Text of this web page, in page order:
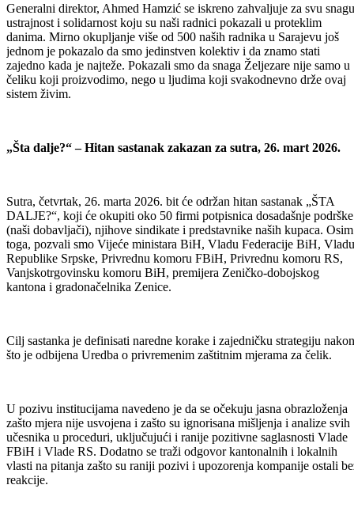
Generalni direktor, Ahmed Hamzić se iskreno zahvaljuje za svu
ustrajnost i solidarnost koju su naši radnici pokazali u proteklim
danima. Mirno okupljanje više od 500 naših radnika u Sarajevu još
jednom je pokazalo da smo jedinstven kolektiv i da znamo stati
zajedno kada je najteže. Pokazali smo da snaga Željezare nije samo u
čeliku koji proizvodimo, nego u ljudima koji svakodnevno drže ovaj
sistem živim.
„Šta dalje?“ – Hitan sastanak zakazan za sutra, 26. mart 2026.
Sutra, četvrtak, 26. marta 2026. bit će održan hitan sastanak „ŠTA
DALJE?“, koji će okupiti oko 50 firmi potpisnica dosadašnje podrške
(naši dobavljači), njihove sindikate i predstavnike naših kupaca. Osim
toga, pozvali smo Vijeće ministara BiH, Vladu Federacije BiH, Vladu
Republike Srpske, Privrednu komoru FBiH, Privrednu komoru RS,
Vanjskotrgovinsku komoru BiH, premijera Zeničko‑dobojskog
kantona i gradonačelnika Zenice.
Cilj sastanka je definisati naredne korake i zajedničku strategiju nakon
što je odbijena Uredba o privremenim zaštitnim mjerama za čelik.
U pozivu institucijama navedeno je da se očekuju jasna obrazloženja
zašto mjera nije usvojena i zašto su ignorisana mišljenja i analize svih
učesnika u proceduri, uključujući i ranije pozitivne saglasnosti Vlade
FBiH i Vlade RS. Dodatno se traži odgovor kantonalnih i lokalnih
vlasti na pitanja zašto su raniji pozivi i upozorenja kompanije ostali
reakcije.